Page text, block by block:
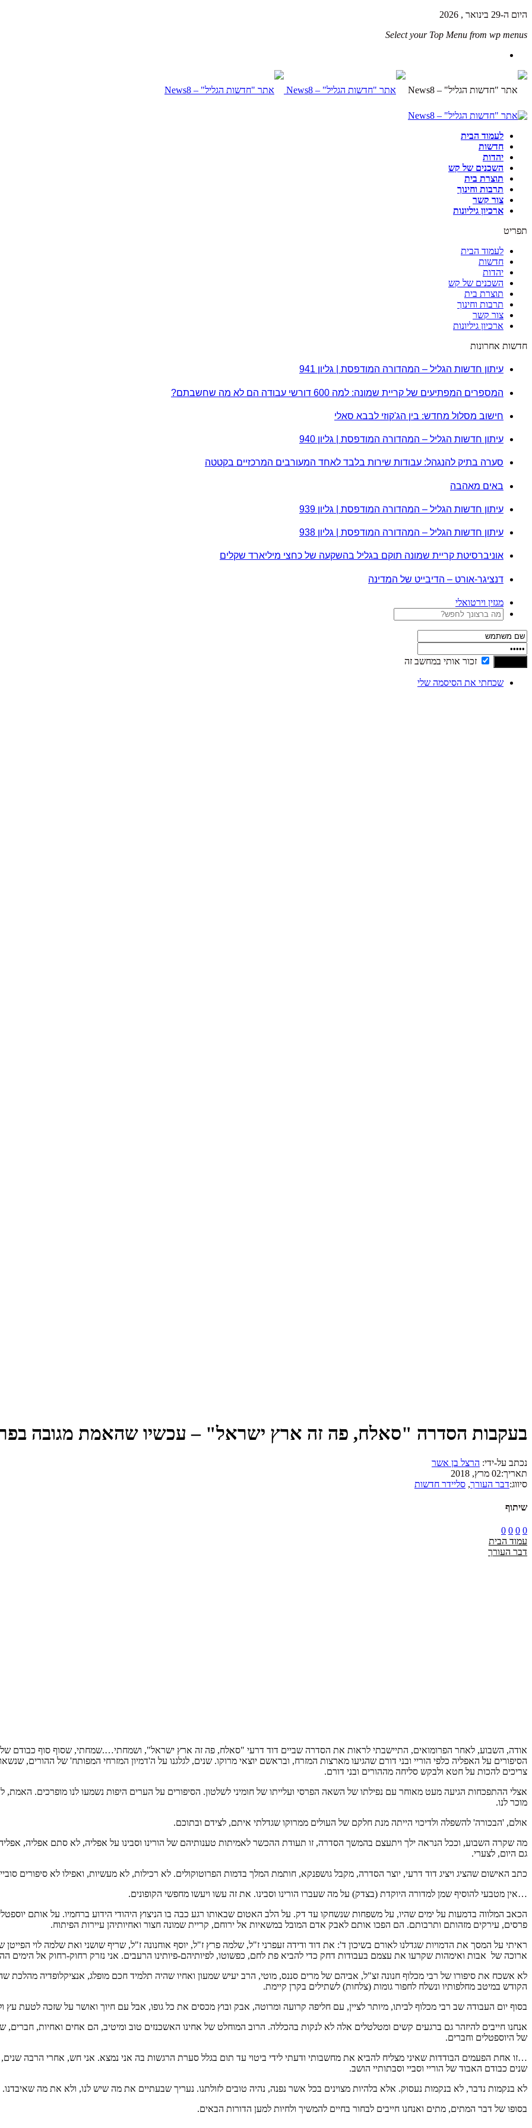
היום ה-29 בינואר , 2026
Select your Top Menu from wp menus
לעמוד הבית
חדשות
יהדות
השכנים של קש
תוצרת בית
תרבות וחינוך
צור קשר
ארכיון גיליונות
תפריט
לעמוד הבית
חדשות
יהדות
השכנים של קש
תוצרת בית
תרבות וחינוך
צור קשר
ארכיון גיליונות
חדשות אחרונות
עיתון חדשות הגליל – המהדורה המודפסת | גליון 941
המספרים המפתיעים של קריית שמונה: למה 600 דורשי עבודה הם לא מה שחשבתם?
חישוב מסלול מחדש: בין הג'קוזי לבבא סאלי
עיתון חדשות הגליל – המהדורה המודפסת | גליון 940
סערה בתיק להנגהל: עבודות שירות בלבד לאחד המעורבים המרכזיים בקטטה
באים מאהבה
עיתון חדשות הגליל – המהדורה המודפסת | גליון 939
עיתון חדשות הגליל – המהדורה המודפסת | גליון 938
אוניברסיטת קריית שמונה תוקם בגליל בהשקעה של כחצי מיליארד שקלים
דנציגר-אורט – הדיבייט של המדינה
מגזין וירטואלי
זכור אותי במחשב זה
שכחתי את הסיסמה שלי
בעקבות הסדרה "סאלח, פה זה ארץ ישראל" – עכשיו שהאמת מגובה
נכתב על-ידי: הרצל בן אשר
תאריך:02 מרץ, 2018
סיווג:דבר העורך, סליידר חדשות
שיתוף
0
0
0
0
עמוד הבית
דבר העורך
אודה, השבוע, לאחר הפרומואים, התיישבתי לראות את הסדרה שביים דוד דרעי "סאלח, פה זה ארץ ישראל", ושמחתי….שמחתי, שסוף סוף כבודם של
הסיפורים על האפליה כלפי הוריי ובני דורם שהגיעו מארצות המזרח, ובראשם יוצאי מרוקו. שנים, לגלגנו על ה'דמיון המזרחי המפותח' של ההורים,
צריכים להכות על חטא ולבקש סליחה מההורים ובני דורם.
אצלי ההתפכחות הגיעה מעט מאוחר עם נפילתו של השאה הפרסי ועלייתו של חומיני לשלטון. הסיפורים על הערים היפות נשמעו לנו מופרכים.
מוכר לנו.
אולם, 'הבכורה' להשפלה ולדיכוי הייתה מנת חלקם של העולים ממרוקו שגדלתי איתם, לצידם ובתוכם.
מה שקרה השבוע, וככל הנראה ילך ויתעצם בהמשך הסדרה, זו תעודת ההכשר לאמיתות טענותיהם של הורינו וסבינו על אפליה, לא סתם אפליה, אפליה
גם היום, לצערי.
כתב האישום שהציג ויציג דוד דרעי, יוצר הסדרה, מקבל גושפנקא, חותמת המלך בדמות הפרוטוקולים. לא רכילות, לא מעשיות, ואפילו לא סיפורים
…אין מטבעי להוסיף שמן למדורה היוקדת (בצדק) על מה שעברו הורינו וסבינו. את זה עשו ויעשו מחפשי הקופונים.
הכאב המלווה בדמעות על ימים שהיו, על משפחות שנשחקו עד דק. על הלב האטום שבאותו רגע כבה בו הניצוץ היהודי הידוע ברחמיו. על אותם
פרסים, עירקים מזהותם ותרבותם. הם הפכו אותם לאבק אדם המובל במשאיות אל ירוחם, קריית שמונה חצור ואחיותיהן עיירות הפיתוח.
ראיתי על המסך את הדמויות שגדלנו לאורם בשיכון ד': את דוד ודידה זעפרני ז"ל, שלמה פרץ ז"ל, יוסף אוחנונה ז"ל, שריף שושני ואת שלמה לוי
ארוכה של אבות ואימהות שקרעו את עצמם בעבודות דחק כדי להביא פת לחם, כפשוטו, לפיותיהם-פיותינו הרעבים. אני נזרק רחוק-רחוק אל הימים
לא אשכח את סיפורו של רבי מכלוף חנונה זצ"ל, אביהם של מרים סננס, מוטי, הרב יעיש שמעון ואחיו שהיה תלמיד חכם מופלג, אנציקלופדיה מהלכת
הקודש במיטב מחלפותיו ונשלח לחפור גומות (צלחות) לשתילים בקרן קיימת.
בסוף יום העבודה שב רבי מכלוף לביתו, מיותר לציין, עם חליפה קרועה ומרוטה, אבק ובוץ מכסים את כל גופו, אבל עם חיוך ואושר על שזכה לטעת
אנחנו חייבים להיזהר גם ברגעים קשים ומטלטלים אלה לא לנקות בהכללה. הרוב המוחלט של אחינו האשכנזים טוב ומיטיב, הם אחים ואחיות,
של היוספטלים וחברים.
…זו אחת הפעמים הבודדות שאיני מצליח להביא את מחשבותי ודעתי לידי ביטוי עד תום בגלל סערת הרגשות בה אני נמצא. אני חש, אחרי הרבה
שנים כבודם האבוד של הוריי וסביי וסבתותיי הושב.
לא בנקמות נדבר, לא בנקמות נעסוק. אלא בלהיות מצוינים בכל אשר נפנה, נהיה טובים לזולתנו. נעריך שבעתיים את מה שיש לנו, ולא את מה
בסופו של דבר המתים, מתים ואנחנו חייבים לבחור בחיים להמשיך ולחיות למען הדורות הבאים.